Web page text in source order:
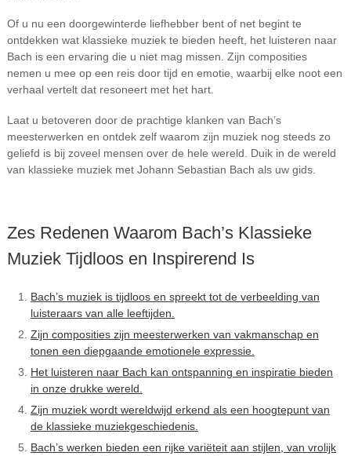
Of u nu een doorgewinterde liefhebber bent of net begint te
ontdekken wat klassieke muziek te bieden heeft, het luisteren naar
Bach is een ervaring die u niet mag missen. Zijn composities
nemen u mee op een reis door tijd en emotie, waarbij elke noot een
verhaal vertelt dat resoneert met het hart.
Laat u betoveren door de prachtige klanken van Bach’s
meesterwerken en ontdek zelf waarom zijn muziek nog steeds zo
geliefd is bij zoveel mensen over de hele wereld. Duik in de wereld
van klassieke muziek met Johann Sebastian Bach als uw gids.
Zes Redenen Waarom Bach’s Klassieke
Muziek Tijdloos en Inspirerend Is
Bach’s muziek is tijdloos en spreekt tot de verbeelding van
luisteraars van alle leeftijden.
Zijn composities zijn meesterwerken van vakmanschap en
tonen een diepgaande emotionele expressie.
Het luisteren naar Bach kan ontspanning en inspiratie bieden
in onze drukke wereld.
Zijn muziek wordt wereldwijd erkend als een hoogtepunt van
de klassieke muziekgeschiedenis.
Bach’s werken bieden een rijke variëteit aan stijlen, van vrolijk